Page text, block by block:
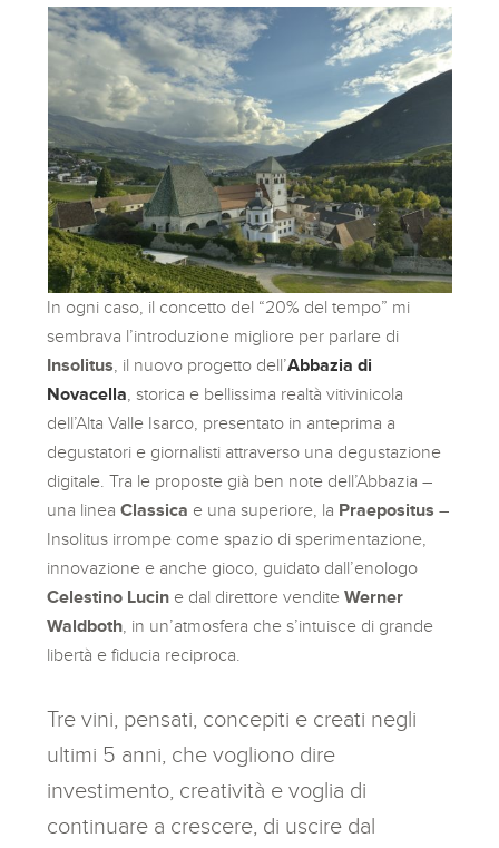
In ogni caso, il concetto del “20% del tempo” mi
sembrava l’introduzione migliore per parlare di
Insolitus , il nuovo progetto dell’Abbazia di
Novacella , storica e bellissima realtà vitivinicola
dell’Alta Valle Isarco, presentato in anteprima a
degustatori e giornalisti attraverso una degustazione
digitale. Tra le proposte già ben note dell’Abbazia –
una lineaClassica e una superiore, la Praepositus –
Insolitus irrompe come spazio di sperimentazione,
innovazione e anche gioco, guidato dall’enologo
Celestino Lucin e dal direttore venditeWerner
Waldboth , in un’atmosfera che s’intuisce di grande
libertà e fiducia reciproca.
Tre vini, pensati, concepiti e creati negli
ultimi 5 anni, che vogliono dire
investimento, creatività e voglia di
continuare a crescere, di uscire dal